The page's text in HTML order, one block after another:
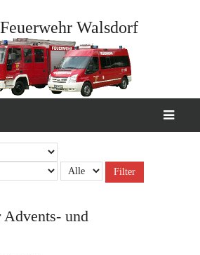
Walsdorf
Filter
Advents- und